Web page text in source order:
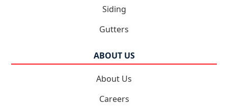
Siding
Gutters
ABOUT US
About Us
Careers